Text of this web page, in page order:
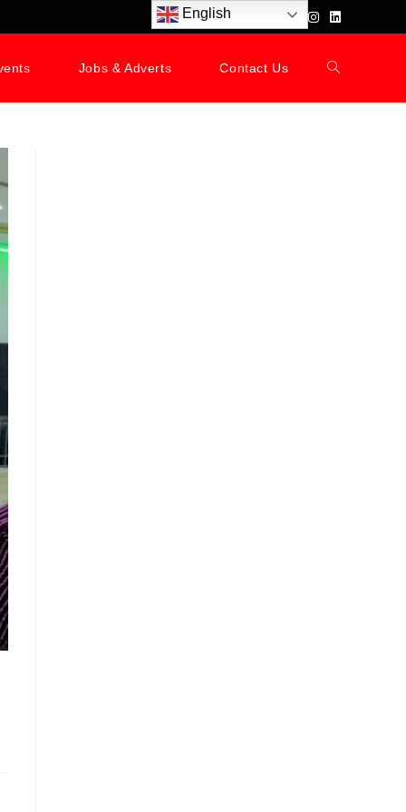
Jobs & Adverts Contact Us
English